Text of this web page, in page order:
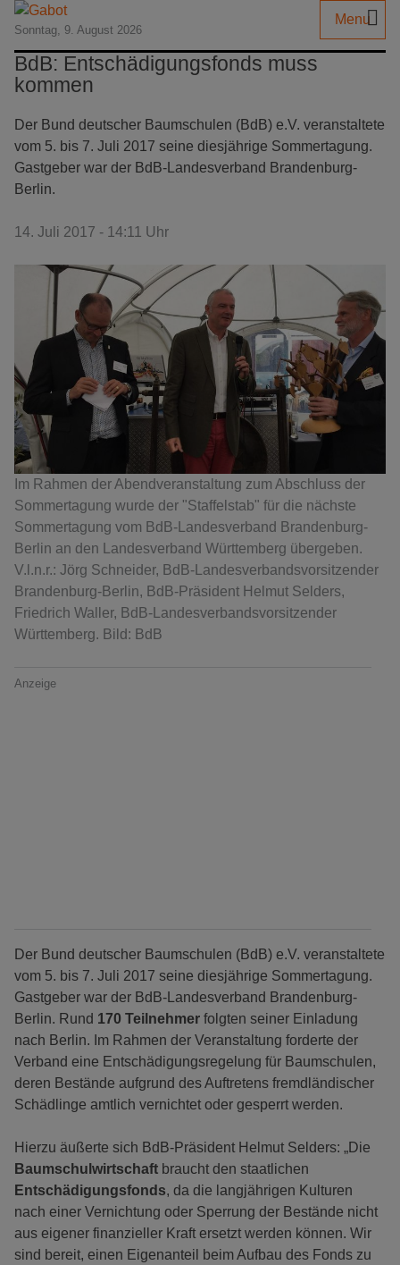
Sonntag, 9. August 2026
Menu
BdB: Entschädigungsfonds muss
kommen
Der Bund deutscher Baumschulen (BdB) e.V. veranstaltete
vom 5. bis 7. Juli 2017 seine diesjährige Sommertagung.
Gastgeber war der BdB-Landesverband Brandenburg-
Berlin.
14. Juli 2017 - 14:11 Uhr
Im Rahmen der Abendveranstaltung zum Abschluss der
Sommertagung wurde der "Staffelstab" für die nächste
Sommertagung vom BdB-Landesverband Brandenburg-
Berlin an den Landesverband Württemberg übergeben.
V.l.n.r.: Jörg Schneider, BdB-Landesverbandsvorsitzender
Brandenburg-Berlin, BdB-Präsident Helmut Selders,
Friedrich Waller, BdB-Landesverbandsvorsitzender
Württemberg. Bild: BdB
Anzeige
Der Bund deutscher Baumschulen (BdB) e.V. veranstaltete
vom 5. bis 7. Juli 2017 seine diesjährige Sommertagung.
Gastgeber war der BdB-Landesverband Brandenburg-
Berlin. Rund 170 Teilnehmer folgten seiner Einladung
nach Berlin. Im Rahmen der Veranstaltung forderte der
Verband eine Entschädigungsregelung für Baumschulen,
deren Bestände aufgrund des Auftretens fremdländischer
Schädlinge amtlich vernichtet oder gesperrt werden.
Hierzu äußerte sich BdB-Präsident Helmut Selders: „Die
Baumschulwirtschaft braucht den staatlichen
Entschädigungsfonds, da die langjährigen Kulturen
nach einer Vernichtung oder Sperrung der Bestände nicht
aus eigener finanzieller Kraft ersetzt werden können. Wir
sind bereit, einen Eigenanteil beim Aufbau des Fonds zu